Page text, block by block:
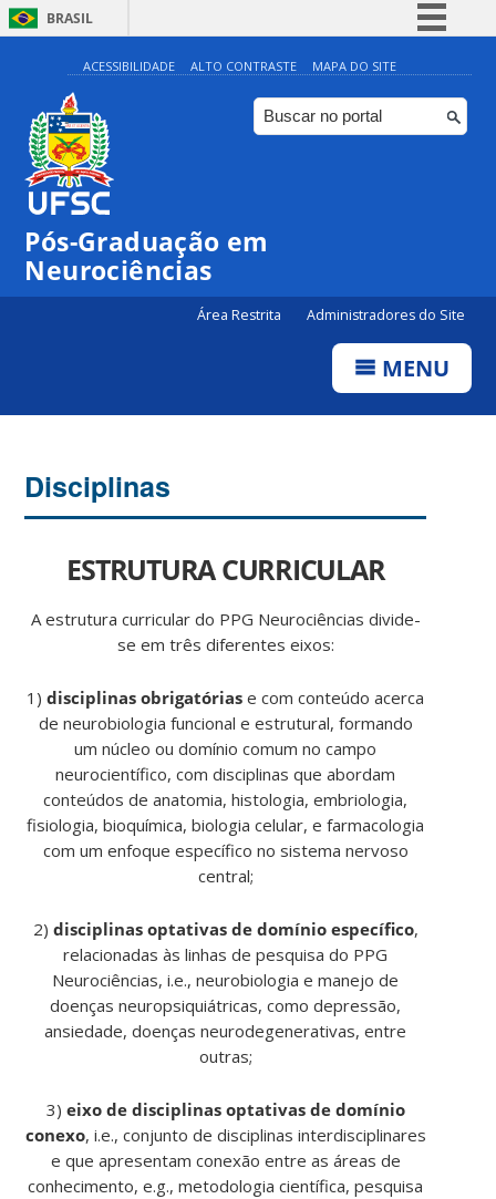
BRASIL
Simplifique!
Comunica BR
Participe
ACESSIBILIDADE ALTO CONTRASTE MAPA DO SITE
Pós-Graduação em
Neurociências
Área Restrita Administradores do Site
MENU
Disciplinas
ESTRUTURA CURRICULAR
A estrutura curricular do PPG Neurociências divide-
se em três diferentes eixos:
1)disciplinas obrigatórias e com conteúdo acerca
de neurobiologia funcional e estrutural, formando
um núcleo ou domínio comum no campo
neurocientífico, com disciplinas que abordam
conteúdos de anatomia, histologia, embriologia,
fisiologia, bioquímica, biologia celular, e farmacologia
com um enfoque específico no sistema nervoso
central;
2) disciplinas optativas de domínio específico,
relacionadas às linhas de pesquisa do PPG
Neurociências, i.e., neurobiologia e manejo de
doenças neuropsiquiátricas, como depressão,
ansiedade, doenças neurodegenerativas, entre
outras;
3) eixo de disciplinas optativas de domínio
conexo, i.e., conjunto de disciplinas interdisciplinares
e que apresentam conexão entre as áreas de
conhecimento, e.g., metodologia científica, pesquisa